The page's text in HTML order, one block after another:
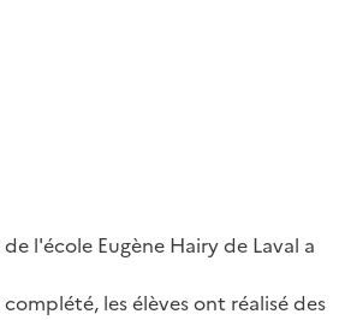
l'école Eugène Hairy de Laval a
les élèves ont réalisé des